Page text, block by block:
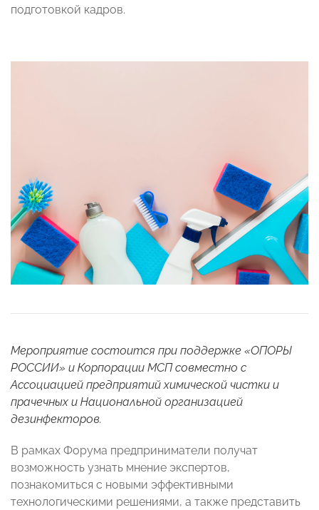
подготовкой кадров.
Мероприятие состоится при поддержке «ОПОРЫ
РОССИИ» и Корпорации МСП совместно с
Ассоциацией предприятий химической чистки и
прачечных и Национальной организацией
дезинфекторов.
В рамках Форума предприниматели получат
возможность узнать мнение экспертов,
познакомиться с новыми эффективными
технологическими решениями, а также представить